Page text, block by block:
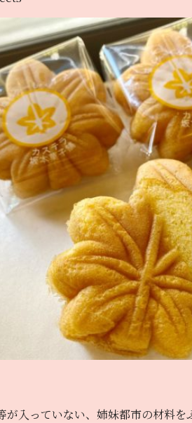
が入っていない、姉妹都市の材料